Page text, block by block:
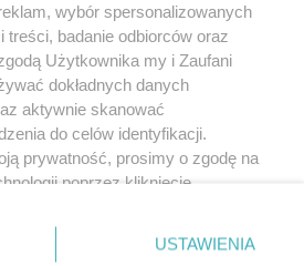
O nas
wybór spersonalizowanych
treści, badanie odbiorców oraz
Użytkownika my i Zaufani
dokładnych danych
aktywnie skanować
do celów identyfikacji.
prywatność, prosimy o zgodę na
poprzez kliknięcie
przycisk ustawień prywatności
dolnym rogu strony
USTAWIENIA